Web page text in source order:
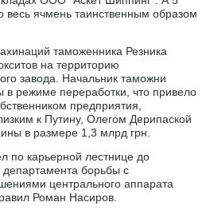
весь ячмень таинственным образом
таможенника Резника
на территорию
завода. Начальник таможни
в режиме переработки, что привело
предприятия,
к Путину, Олегом Дерипаской
в размере 1,3 млрд грн.
по карьерной лестнице до
борьбы с
центрального аппарата
Роман Насиров.